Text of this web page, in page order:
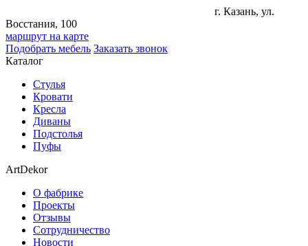
г. Казань, ул.
Восстания, 100
маршрут на карте
Подобрать мебель Заказать звонок
Каталог
Стулья
Кровати
Кресла
Диваны
Подстолья
Пуфы
ArtDekor
О фабрике
Проекты
Отзывы
Сотрудничество
Новости